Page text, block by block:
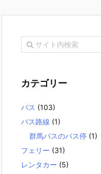
カテゴリー
バス (103)
バス路線 (1)
群馬バスのバス停 (1)
フェリー (31)
レンタカー (5)